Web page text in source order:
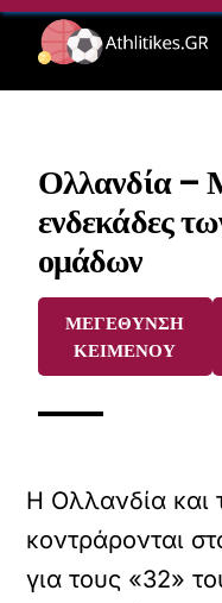
Skip
content
Ολλανδία –
ενδεκάδες
ομάδων
ΜΕΓΕΘΥΝΣΗ
ΚΕΙΜΕΝΟΥ
Η Ολλανδία και
κοντράρονται
για τους «32»